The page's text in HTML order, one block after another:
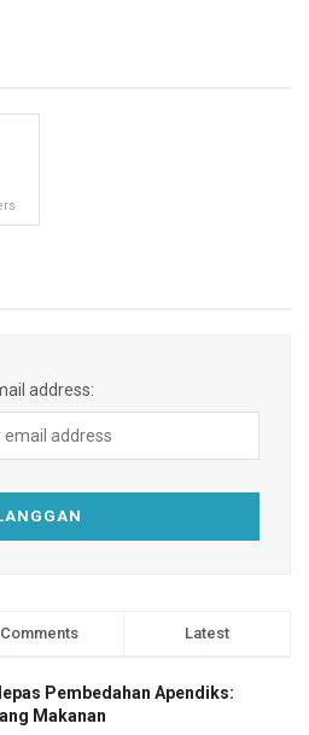
address:
Comments Latest
Pembedahan Apendiks:
Makanan